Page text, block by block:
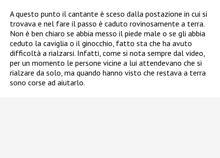
A questo punto il cantante è sceso dalla postazione in cui si
trovava e nel fare il passo è caduto rovinosamente a terra.
Non è ben chiaro se abbia messo il piede male o se gli abbia
ceduto la caviglia o il ginocchio, fatto sta che ha avuto
difficoltà a rialzarsi. Infatti, come si nota sempre dal video,
per un momento le persone vicine a lui attendevano che si
rialzare da solo, ma quando hanno visto che restava a terra
sono corse ad aiutarlo.